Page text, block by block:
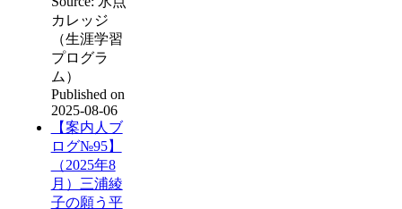
カレッジ
（生涯学習
プログラ
ム）
Published on
2025-08-06
【案内人ブ
ログ№95】
（2025年8
月）三浦綾
子の願う平